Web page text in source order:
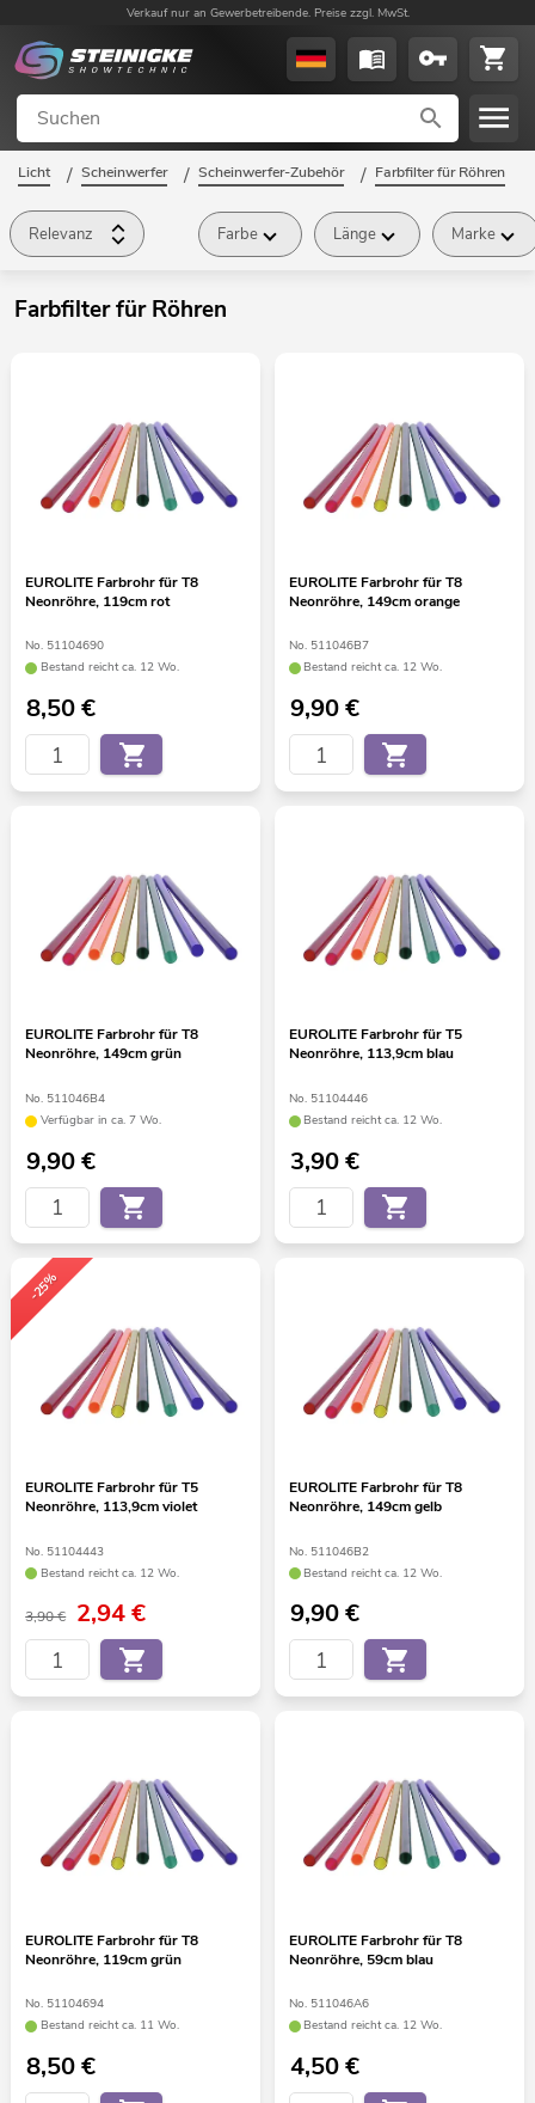
Verkauf nur an Gewerbetreibende. Preise zzgl. MwSt.
Licht / Scheinwerfer / Scheinwerfer-Zubehör / Farbfilter für Röhren
Relevanz Farbe Länge Marke
Farbfilter für Röhren
EUROLITE Farbrohr für T8
Neonröhre, 119cm rot
No. 51104690
Bestand reicht ca. 12 Wo.
8,50€
EUROLITE Farbrohr für T8
Neonröhre, 149cm orange
No. 511046B7
Bestand reicht ca. 12 Wo.
9,90€
EUROLITE Farbrohr für T8
Neonröhre, 149cm grün
No. 511046B4
Verfügbar in ca. 7 Wo.
9,90€
EUROLITE Farbrohr für T5
Neonröhre, 113,9cm blau
No. 51104446
Bestand reicht ca. 12 Wo.
3,90€
-25%
EUROLITE Farbrohr für T5
Neonröhre, 113,9cm violet
No. 51104443
Bestand reicht ca. 12 Wo.
3,90 € 2,94€
EUROLITE Farbrohr für T8
Neonröhre, 149cm gelb
No. 511046B2
Bestand reicht ca. 12 Wo.
9,90€
EUROLITE Farbrohr für T8
Neonröhre, 119cm grün
No. 51104694
Bestand reicht ca. 11 Wo.
8,50€
EUROLITE Farbrohr für T8
Neonröhre, 59cm blau
No. 511046A6
Bestand reicht ca. 12 Wo.
4,50€